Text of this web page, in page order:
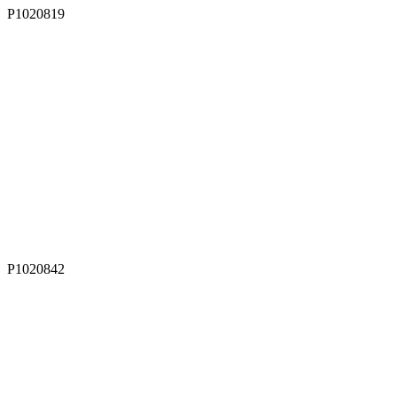
P1020819
P1020842